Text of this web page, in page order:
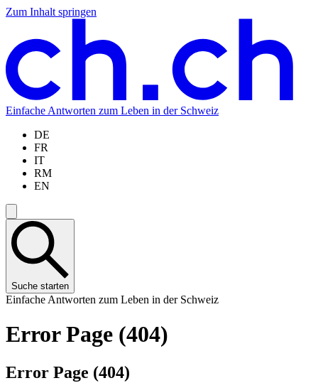
Zum Inhalt springen
Zum
springen
Zur
springen
Zur
springen
Zur
springen
Einfache Antworten zum Leben in der Schweiz
DE
FR
IT
RM
EN
Suche starten
Einfache Antworten zum Leben in der Schweiz
Error Page (404)
Error Page (404)